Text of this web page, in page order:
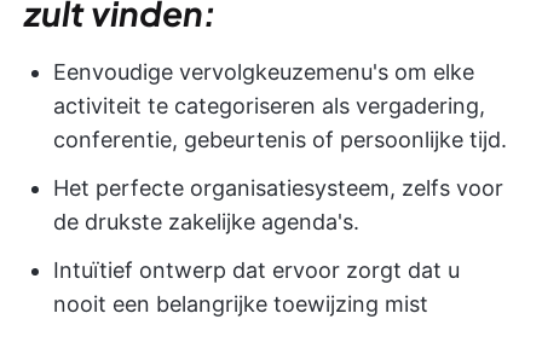
zult vinden:
Eenvoudige vervolgkeuzemenu's om elke
activiteit te categoriseren als vergadering,
conferentie, gebeurtenis of persoonlijke tijd.
Het perfecte organisatiesysteem, zelfs voor
de drukste zakelijke agenda's.
Intuïtief ontwerp dat ervoor zorgt dat u
nooit een belangrijke toewijzing mist